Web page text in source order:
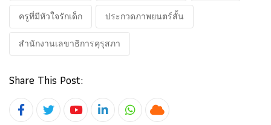
ครูที่มีหัวใจรักเด็ก ประกวดภาพยนตร์สั้น
สำนักงานเลขาธิการคุรุสภา
Share This Post:
YoutubeLinkedInWhatsapp
Cloud